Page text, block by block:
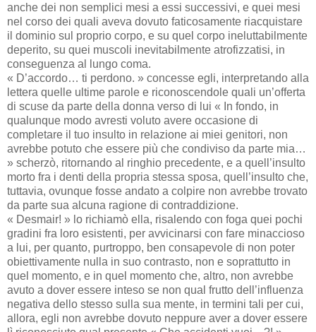
anche dei non semplici mesi a essi successivi, e quei mesi
nel corso dei quali aveva dovuto faticosamente riacquistare
il dominio sul proprio corpo, e su quel corpo ineluttabilmente
deperito, su quei muscoli inevitabilmente atrofizzatisi, in
conseguenza al lungo coma.
« D’accordo… ti perdono. » concesse egli, interpretando alla
lettera quelle ultime parole e riconoscendole quali un’offerta
di scuse da parte della donna verso di lui « In fondo, in
qualunque modo avresti voluto avere occasione di
completare il tuo insulto in relazione ai miei genitori, non
avrebbe potuto che essere più che condiviso da parte mia…
» scherzò, ritornando al ringhio precedente, e a quell’insulto
morto fra i denti della propria stessa sposa, quell’insulto che,
tuttavia, ovunque fosse andato a colpire non avrebbe trovato
da parte sua alcuna ragione di contraddizione.
« Desmair! » lo richiamò ella, risalendo con foga quei pochi
gradini fra loro esistenti, per avvicinarsi con fare minaccioso
a lui, per quanto, purtroppo, ben consapevole di non poter
obiettivamente nulla in suo contrasto, non e soprattutto in
quel momento, e in quel momento che, altro, non avrebbe
avuto a dover essere inteso se non qual frutto dell’influenza
negativa dello stesso sulla sua mente, in termini tali per cui,
allora, egli non avrebbe dovuto neppure aver a dover essere